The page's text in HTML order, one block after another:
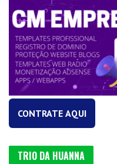
CONTRATE AQUI
TRIO DA HUANNA